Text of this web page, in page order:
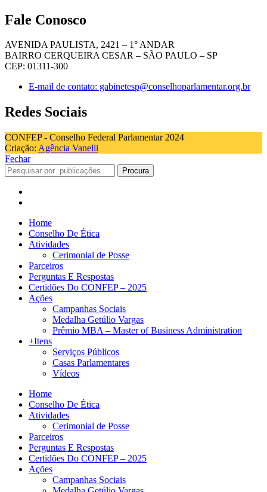
Fale Conosco
AVENIDA PAULISTA, 2421 – 1° ANDAR
BAIRRO CERQUEIRA CESAR – SÃO PAULO – SP
CEP: 01311-300
E-mail de contato: gabinetesp@conselhoparlamentar.org.br
Redes Sociais
CONFEP - Conselho Federal Parlamentar 2024
Criação: Agência Vanelli
Fechar
Procura
Home
Conselho De Ética
Atividades
Cerimonial de Posse
Parceiros
Perguntas E Respostas
Certidões Do CONFEP – 2025
Ações
Campanhas Sociais
Medalha Getúlio Vargas
Prêmio MBA – Master of Business Administration
+Itens
Serviços Públicos
Casas Parlamentares
Vídeos
Home
Conselho De Ética
Atividades
Cerimonial de Posse
Parceiros
Perguntas E Respostas
Certidões Do CONFEP – 2025
Ações
Campanhas Sociais